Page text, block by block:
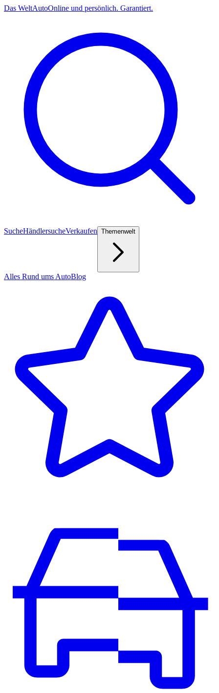
Das WeltAutoOnline und persönlich. Garantiert.
SucheHändlersucheVerkaufen Themenwelt
Alles Rund ums AutoBlog